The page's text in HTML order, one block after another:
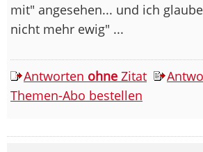
mit" angesehen... und ich
nicht mehr ewig" ...
Antworten ohne Zitat
Themen-Abo bestellen